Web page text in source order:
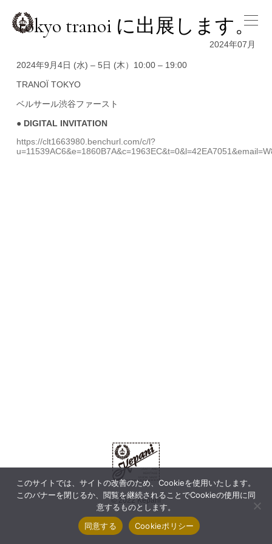
tokyo tranoi に出展します。
2024年07月
2024年9月4日 (水) – 5日 (木）10:00 – 19:00
TRANOÏ TOKYO
ベルサール渋谷ファースト
● DIGITAL INVITATION
https://clt1663980.benchurl.com/c/l?
© 2022 Kepani
このサイトでは、サイトの改善のため、Cookieを使用いたします。
このバナーを閉じるか、閲覧を継続されることでCookieの使用に同
意するものとします。
同意する
Cookieポリシー